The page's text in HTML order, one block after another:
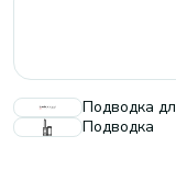
Подводка
Подводка